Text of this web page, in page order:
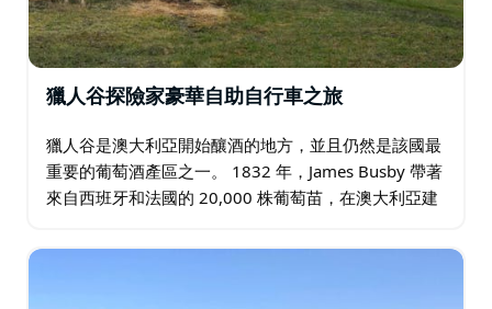
獵人谷探險家豪華自助自行車之旅
獵人谷是澳大利亞開始釀酒的地方，並且仍然是該國最
重要的葡萄酒產區之一。 1832 年，James Busby 帶著
來自西班牙和法國的 20,000 株葡萄苗，在澳大利亞建
而聞名…